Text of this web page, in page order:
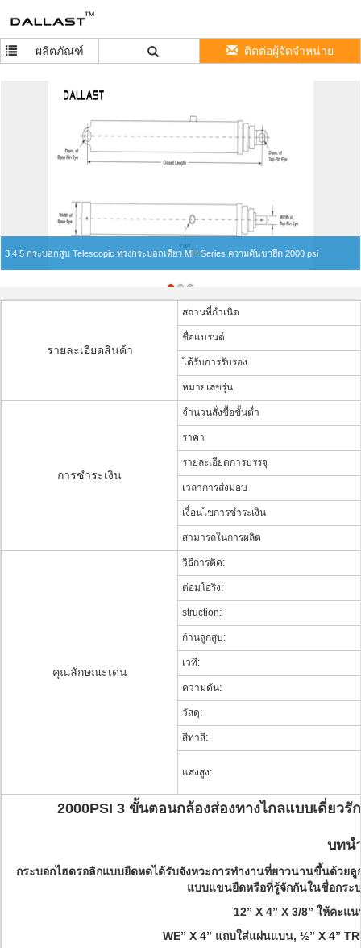
ผลิตภัณฑ์ ติดต่อผู้จัดจำหน่าย
3 4 5 กระบอกสูบ Telescopic ทรงกระบอกเดี่ยว MH Series ความดันขายึด 2000 psi
รายละเอียดสินค้า
สถานที่กำเนิด
ชื่อแบรนด์
ได้รับการรับรอง
หมายเลขรุ่น
การชำระเงิน
จำนวนสั่งซื้อขั้นต่ำ
ราคา
รายละเอียดการบรรจุ
เวลาการส่งมอบ
เงื่อนไขการชำระเงิน
สามารถในการผลิต
คุณลักษณะเด่น
วิธีการติด:
ต่อมโอริง:
struction:
ก้านลูกสูบ:
เวที:
ความดัน:
วัสดุ:
สีทาสี:
แสงสูง:
2000PSI 3 ขั้นตอนกล้องส่องทางไกลแบบเดี่ยว
บทน
กระบอกไฮดรอลิกแบบยืดหดได้รับจังหวะการทำงานที่ยาวนานขึ้นด้ว
แบบแขนยืดหรือที่รู้จักกันในชื่อกระ
12” X 4” X 3/8” ให้คะแ
WE” X 4” แถบใส่แผ่นแบน, ½” X 4”